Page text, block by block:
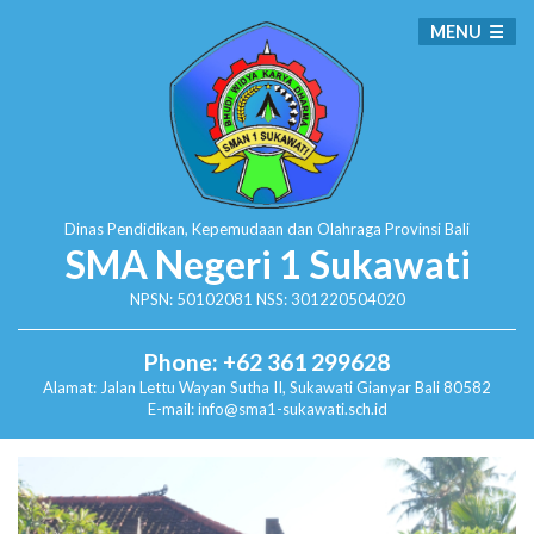
Dinas Pendidikan, Kepemudaan dan Olahraga Provinsi Bali
SMA Negeri 1 Sukawati
NPSN: 50102081 NSS: 301220504020
Phone: +62 361 299628
Alamat: Jalan Lettu Wayan Sutha II, SukawatiGianyar Bali 80582
E-mail: info@sma1-sukawati.sch.id
MENU